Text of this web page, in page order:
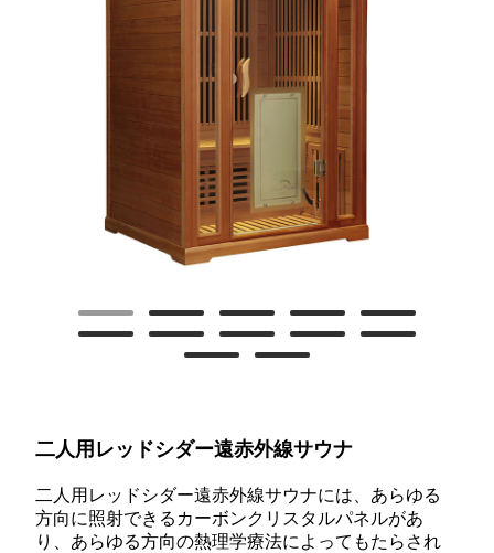
二人用レッドシダー遠赤外線サウナ
二人用レッドシダー遠赤外線サウナには、あらゆる
方向に照射できるカーボンクリスタルパネルがあ
り、あらゆる方向の熱理学療法によってもたらされ